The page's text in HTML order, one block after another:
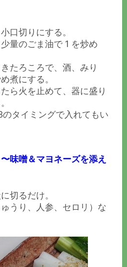
口切りにする。
量のごま油で 1 を炒め
たろころで、酒、みり
煮にする。
ら火を止めて、器に盛り
タイミングで入れてもい
味噌＆マヨネーズを添え
切るだけ。
うり、人参、セロリ）な